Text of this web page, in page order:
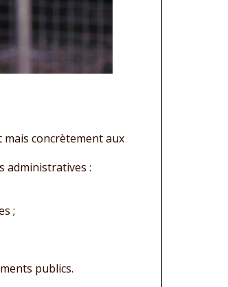
concrètement aux
administratives :
;
publics.